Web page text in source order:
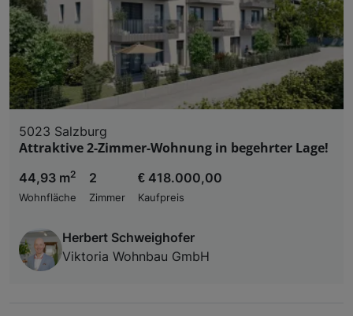
5023 Salzburg
Attraktive 2-Zimmer-Wohnung in begehrter Lage!
44,93 m2
Wohnfläche
2
Zimmer
€ 418.000,00
Kaufpreis
Herbert Schweighofer
Viktoria Wohnbau GmbH